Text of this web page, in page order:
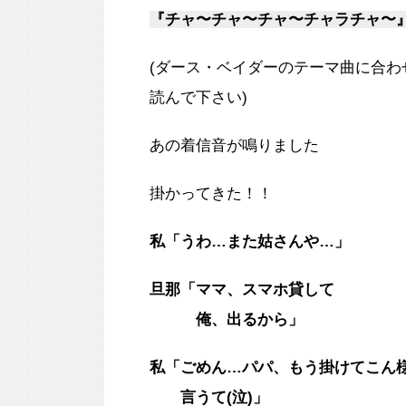
『チャ〜チャ〜チャ〜チャラチャ〜』
(ダース・ベイダーのテーマ曲に合わ
読んで下さい)
あの着信音が鳴りました
掛かってきた！！
私「うわ…また姑さんや…」
旦那「ママ、スマホ貸して
俺、出るから」
私「ごめん…パパ、もう掛けてこん
言うて(泣)」